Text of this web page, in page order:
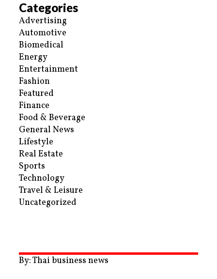
Categories
Advertising
Automotive
Biomedical
Energy
Entertainment
Fashion
Featured
Finance
Food & Beverage
General News
Lifestyle
Real Estate
Sports
Technology
Travel & Leisure
Uncategorized
By: Thai business news